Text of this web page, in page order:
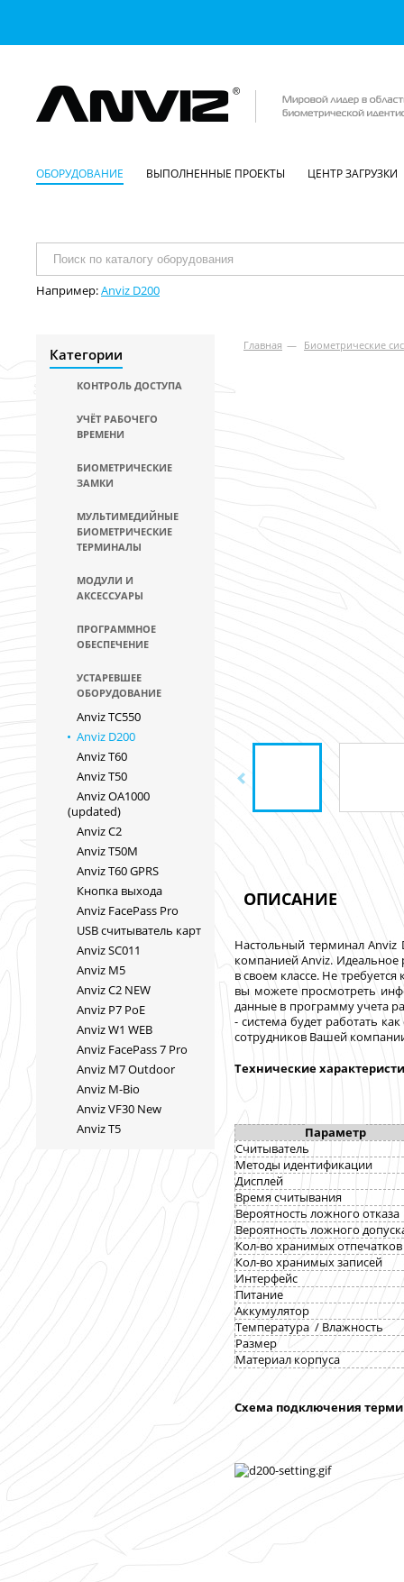
ОБОРУДОВАНИЕ ВЫПОЛНЕННЫЕ ПРОЕКТЫ ЦЕНТР ЗАГРУЗКИ
Например:Anviz D200
Категории
КОНТРОЛЬ ДОСТУПА
УЧЁТ РАБОЧЕГО
ВРЕМЕНИ
БИОМЕТРИЧЕСКИЕ
ЗАМКИ
МУЛЬТИМЕДИЙНЫЕ
БИОМЕТРИЧЕСКИЕ
ТЕРМИНАЛЫ
МОДУЛИ И
АКСЕССУАРЫ
ПРОГРАММНОЕ
ОБЕСПЕЧЕНИЕ
УСТАРЕВШЕЕ
ОБОРУДОВАНИЕ
Anviz TC550
Anviz D200
Anviz T60
Anviz T50
Anviz OA1000
(updated)
Anviz C2
Anviz T50M
Anviz T60 GPRS
Кнопка выхода
Anviz FacePass Pro
USB cчитыватель карт
Anviz SC011
Anviz M5
Anviz C2 NEW
Anviz P7 PoE
Anviz W1 WEB
Anviz FacePass 7 Pro
Anviz M7 Outdoor
Anviz M-Bio
Anviz VF30 New
Anviz T5
Главная — Биометрические
ОПИСАНИЕ
Настольный терминал Anviz
компанией Anviz.
в своем классе. Не
вы можете просмотреть
данные в программу учета
- система будет работать
сотрудников Вашей
Технические
Параметр
Считыватель
Методы идентификации
Дисплей
Время считывания
Вероятность ложного отказа
Вероятность ложного
Кол-во хранимых отпечатков
Кол-во хранимых записей
Интерфейс
Питание
Аккумулятор
Температура / Влажность
Размер
Материал корпуса
Схема подключения